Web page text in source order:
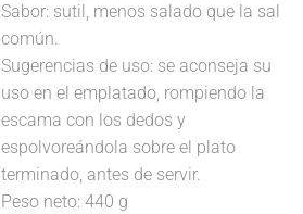
Sabor: sutil, menos salado que la sal
común.
Sugerencias de uso: se aconseja su
uso en el emplatado, rompiendo la
escama con los dedos y
espolvoreándola sobre el plato
terminado, antes de servir.
Peso neto: 440 g